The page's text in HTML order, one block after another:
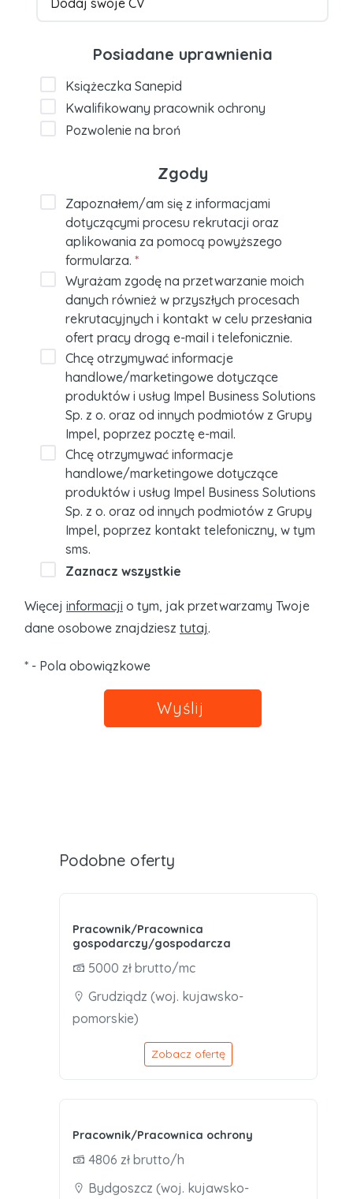
Posiadane uprawnienia
Książeczka Sanepid
Kwalifikowany pracownik ochrony
Pozwolenie na broń
Zgody
Zapoznałem/am się z informacjami
dotyczącymi procesu rekrutacji oraz
aplikowania za pomocą powyższego
formularza. *
Wyrażam zgodę na przetwarzanie moich
danych również w przyszłych procesach
rekrutacyjnych i kontakt w celu przesłania
ofert pracy drogą e-mail i telefonicznie.
Chcę otrzymywać informacje
handlowe/marketingowe dotyczące
produktów i usług Impel Business Solutions
Sp. z o. oraz od innych podmiotów z Grupy
Impel, poprzez pocztę e-mail.
Chcę otrzymywać informacje
handlowe/marketingowe dotyczące
produktów i usług Impel Business Solutions
Sp. z o. oraz od innych podmiotów z Grupy
Impel, poprzez kontakt telefoniczny, w tym
sms.
Zaznacz wszystkie
Więcej informacji o tym, jak przetwarzamy Twoje
dane osobowe znajdziesz tutaj.
* - Pola obowiązkowe
Wyślij
Podobne oferty
Pracownik/Pracownica
gospodarczy/gospodarcza
5000 zł brutto/mc
Grudziądz (woj. kujawsko-
pomorskie)
Zobacz ofertę
Pracownik/Pracownica ochrony
4806 zł brutto/h
Bydgoszcz (woj. kujawsko-